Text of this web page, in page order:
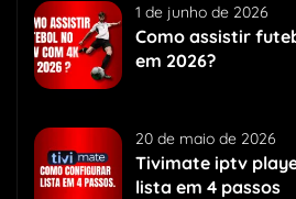
1 de junho de 2026
Como assistir
em 2026?
20 de maio de 2026
Tivimate iptv
lista em 4 passos